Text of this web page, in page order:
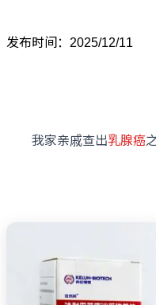
发布时间：2025/12/11
我家亲戚查出乳腺癌